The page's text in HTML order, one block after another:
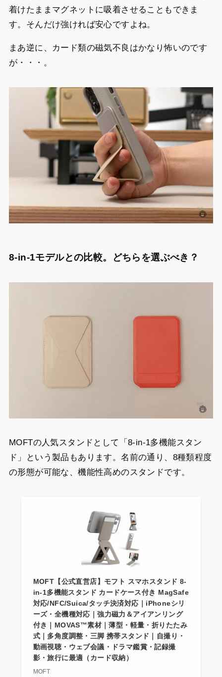
着けたままマグネットに吸着させることもできま
す。そんだけ強ければ安心ですよね。
まあ逆に、カード類の磁気不良はかなり怖いのです
が・・・。
8-in-1モデルとの比較。どちらを選ぶべき？
MOFTの人気スタンドとして「8-in-1多機能スタン
ド」という製品もあります。名前の通り、8種類程度
の形態が可能な、機能性高めのスタンドです。
MOFT【公式直営店】モフト スマホスタンド 8-
in-1多機能スタンド カードケース付き MagSafe
対応/NFC/Suica/タッチ決済対応｜iPhoneシリ
ーズ・全機種対応｜強力磁力＆アイアンリング
付き｜MOVAS™素材｜薄型・軽量・折りたたみ
式｜多角度調整・三脚 携帯スタンド｜自撮り・
動画視聴・ウェブ会議・ドラマ鑑賞・記録撮
影・旅行に最適（カード収納）
MOFT